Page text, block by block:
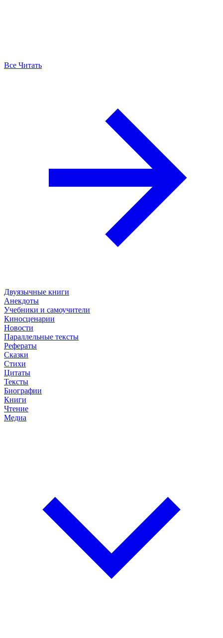
Все Читать
Двуязычные книги
Анекдоты
Учебники и самоучители
Киносценарии
Новости
Параллельные тексты
Рефераты
Сказки
Стихи
Цитаты
Тексты
Биографии
Книги
Чтение
Медиа